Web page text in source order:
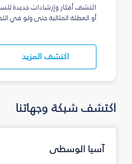
اكتشف أفكار وإرشادات جديدة
أو العطلة المثالية حتى ولو في
اكتشف المزيد
اكتشف شبكة وجهاتنا
آسيا الوسطى